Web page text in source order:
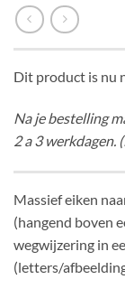
Dit product is nu
Na je bestelling
2 a 3 werkdagen.
Massief eiken
(hangend boven
wegwijzering in
(letters/